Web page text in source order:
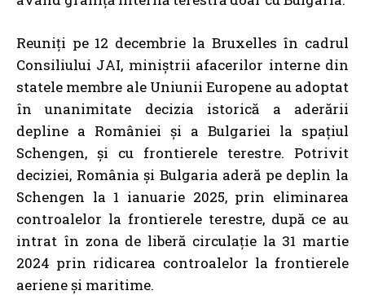
Reuniți pe 12 decembrie la Bruxelles în cadrul
Consiliului JAI, miniștrii afacerilor interne din
statele membre ale Uniunii Europene au adoptat
în unanimitate decizia istorică a aderării
depline a României și a Bulgariei la spațiul
Schengen, și cu frontierele terestre. Potrivit
deciziei, România și Bulgaria aderă pe deplin la
Schengen la 1 ianuarie 2025, prin eliminarea
controalelor la frontierele terestre, după ce au
intrat în zona de liberă circulație la 31 martie
2024 prin ridicarea controalelor la frontierele
aeriene și maritime.